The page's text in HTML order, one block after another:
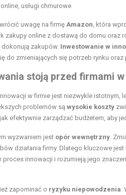
usługi chmurowe
uwagę na firmę Amazon , która
zakupy online z dostawą do domu oraz
zakupów. Inwestowanie w
do zmieniających się potrzeb rynku oraz
stoją przed firmami
w firmie jest niezwykle istotnym,
problemów są wysokie koszty
efektywnie zarządzać budżetem, aby
wyzwaniem jest opór wewnętrzny .
działania firmy. Dlatego kluczowe
proces innowacji i rozumieją jego
zapominać o ryzyku niepowodzenia